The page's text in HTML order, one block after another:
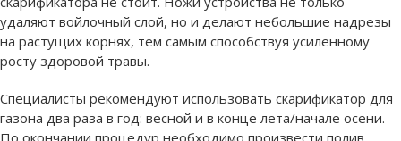
удаляют войлочный слой, но и делают небольшие надрезы
на растущих корнях, тем самым способствуя усиленному
росту здоровой травы.
Специалисты рекомендуют использовать скарификатор для
газона два раза в год: весной и в конце лета/начале осени.